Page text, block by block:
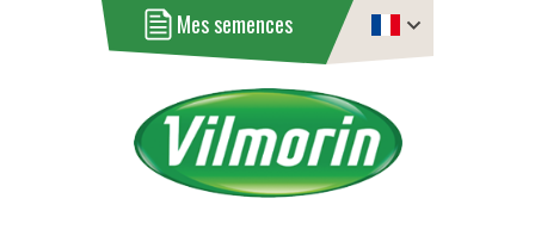
Mes semences